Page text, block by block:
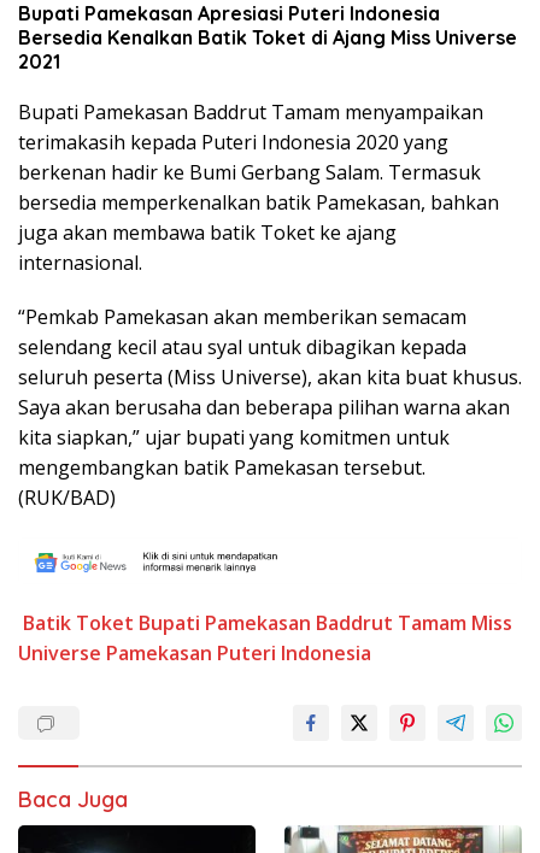
Bupati Pamekasan Apresiasi Puteri Indonesia
Bersedia Kenalkan Batik Toket di Ajang Miss Universe
2021
Bupati Pamekasan Baddrut Tamam menyampaikan
terimakasih kepada Puteri Indonesia 2020 yang
berkenan hadir ke Bumi Gerbang Salam. Termasuk
bersedia memperkenalkan batik Pamekasan, bahkan
juga akan membawa batik Toket ke ajang
internasional.
“Pemkab Pamekasan akan memberikan semacam
selendang kecil atau syal untuk dibagikan kepada
seluruh peserta (Miss Universe), akan kita buat khusus.
Saya akan berusaha dan beberapa pilihan warna akan
kita siapkan,” ujar bupati yang komitmen untuk
mengembangkan batik Pamekasan tersebut.
(RUK/BAD)
Batik Toket Bupati Pamekasan Baddrut Tamam Miss
Universe Pamekasan Puteri Indonesia
Baca Juga